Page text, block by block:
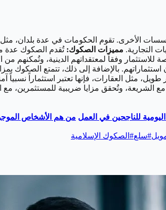
الأخرى. تقوم الحكومات في عدة بلدان، مثل
التجارية. مميزات الصكوك: تُقدم الصكوك عدة
للاستثمار وفقاً لمعتقداتهم الدينية،
استثماراتهم. بالإضافة إلى ذلك، تتمتع الصكوك
مثل العقارات، فإنها تعتبر استثماراً نسبياً
وتُحقق مزايا ضريبية للمستثمرين، مع
من هم الأشخاص
#سلع# الصكوك الإسلامية